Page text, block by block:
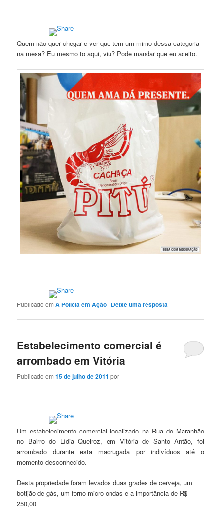
Quem não quer chegar e ver que tem um mimo dessa categoria
na mesa? Eu mesmo to aqui, viu? Pode mandar que eu aceito.
Publicado em A Policia em Ação | Deixe uma resposta
Estabelecimento comercial é
arrombado em Vitória
Publicado em15 de julho de 2011 por
Um estabelecimento comercial localizado na Rua do Maranhão
no Bairro do Lídia Queiroz, em Vitória de Santo Antão, foi
arrombado durante esta madrugada por indivíduos até o
momento desconhecido.
Desta propriedade foram levados duas grades de cerveja, um
botijão de gás, um forno micro-ondas e a importância de R$
250,00.